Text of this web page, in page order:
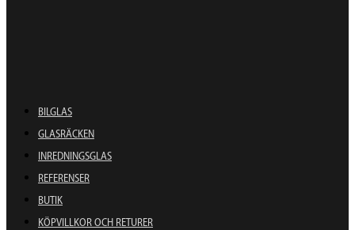
BILGLAS
GLASRÄCKEN
INREDNINGSGLAS
REFERENSER
BUTIK
KÖPVILLKOR OCH RETURER